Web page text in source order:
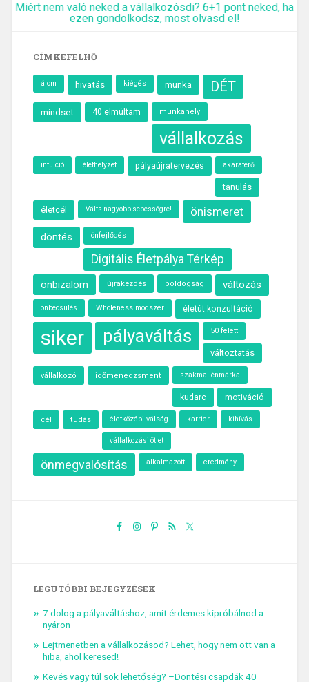
Miért nem való neked a vállalkozósdi? 6+1 pont neked, ha
ezen gondolkodsz, most olvasd el!
CÍMKEFELHŐ
álom hivatás kiégés munka DÉT
mindset 40 elmúltam munkahely
vállalkozás
intuíció élethelyzet pályaújratervezés akaraterő
tanulás
életcél Válts nagyobb sebességre! önismeret
döntés önfejlődés
Digitális Életpálya Térkép
önbizalom újrakezdés boldogság változás
önbecsülés Wholeness módszer életút konzultáció
siker pályaváltás 50 felett
változtatás
vállalkozó időmenedzsment szakmai énmárka
kudarc motiváció
cél tudás életközépi válság karrier kihívás
vállalkozási ötlet
önmegvalósítás alkalmazott eredmény
LEGUTÓBBI BEJEGYZÉSEK
7 dolog a pályaváltáshoz, amit érdemes kipróbálnod a
nyáron
Lejtmenetben a vállalkozásod? Lehet, hogy nem ott van a
hiba, ahol keresed!
Kevés vagy túl sok lehetőség? –Döntési csapdák 40